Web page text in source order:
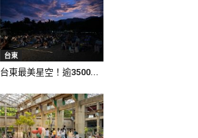
台東
台東最美星空！逾3500...